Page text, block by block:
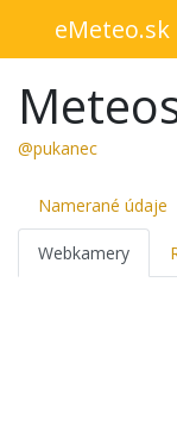
eMeteo.sk
@pukanec
Namerané údaje
Webkamery